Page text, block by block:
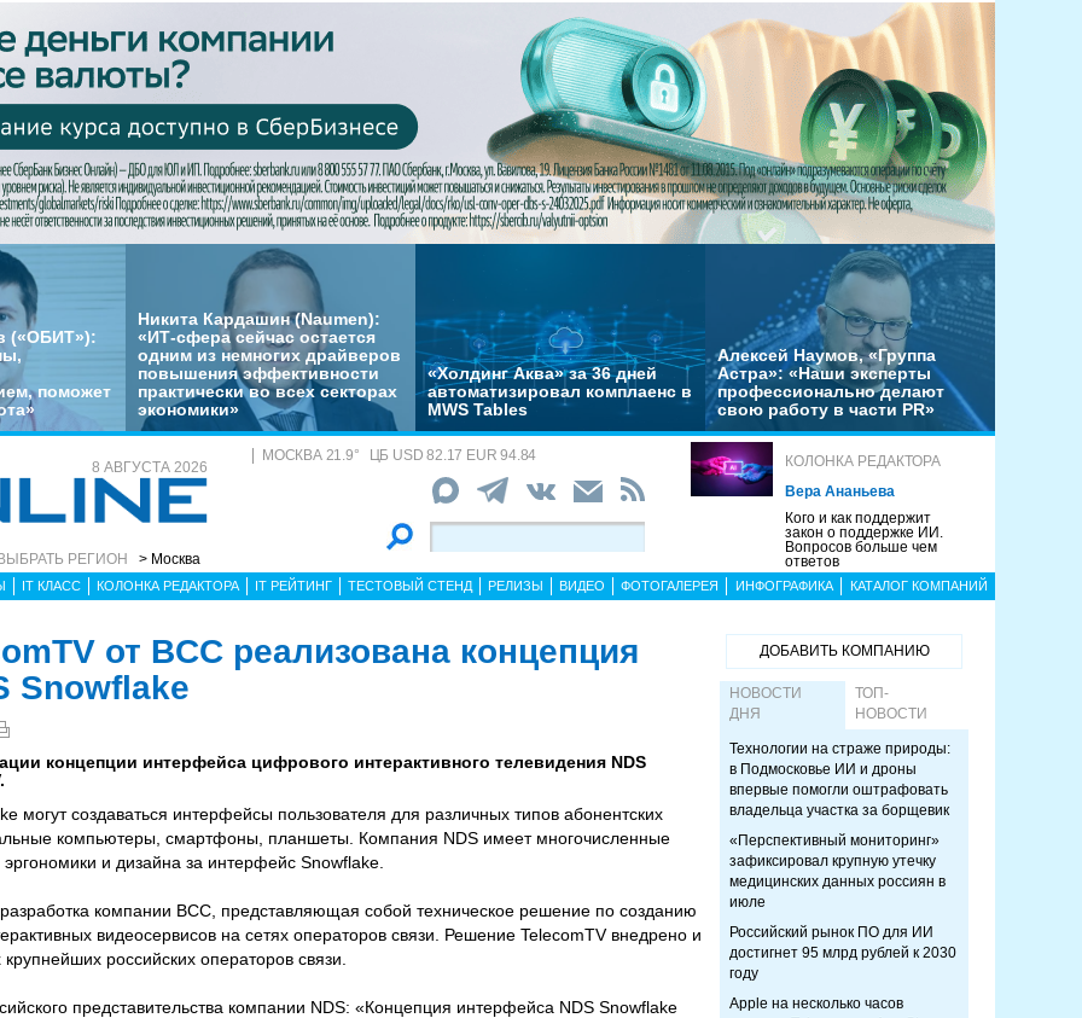
(«ОБИТ»):
поможет
Никита Кардашин (Naumen):
«ИТ-сфера сейчас остается
одним из немногих драйверов
повышения эффективности
практически во всех секторах
экономики»
«Холдинг Аква» за 36 дней
автоматизировал комплаенс в
MWS Tables
Алексей Наумов, «Группа
Астра»: «Наши эксперты
профессионально делают
свою работу в части PR»
8 АВГУСТА 2026
ВЫБРАТЬ РЕГИОН > Москва
МОСКВА 21.9° ЦБ USD 82.17 EUR 94.84
КОЛОНКА РЕДАКТОРА
Вера Ананьева
Кого и как поддержит
закон о поддержке ИИ.
Вопросов больше чем
ответов
IT КЛАСС КОЛОНКА РЕДАКТОРА IT РЕЙТИНГ ТЕСТОВЫЙ СТЕНД РЕЛИЗЫ ВИДЕО ФОТОГАЛЕРЕЯ ИНФОГРАФИКА КАТАЛОГ КОМПАНИЙ
от BCC реализована концепция
Snowflake
концепции интерфейса цифрового интерактивного телевидения NDS
могут создаваться интерфейсы пользователя для различных типов абонентских
компьютеры, смартфоны, планшеты. Компания NDS имеет многочисленные
и дизайна за интерфейс Snowflake.
компании BCC, представляющая собой техническое решение по созданию
видеосервисов на сетях операторов связи. Решение TelecomTV внедрено и
российских операторов связи.
представительства компании NDS: «Концепция интерфейса NDS Snowflake
ДОБАВИТЬ КОМПАНИЮ
НОВОСТИ
ДНЯ
ТОП-
НОВОСТИ
Технологии на страже природы:
в Подмосковье ИИ и дроны
впервые помогли оштрафовать
владельца участка за борщевик
«Перспективный мониторинг»
зафиксировал крупную утечку
медицинских данных россиян в
июле
Российский рынок ПО для ИИ
достигнет 95 млрд рублей к 2030
году
Apple на несколько часов